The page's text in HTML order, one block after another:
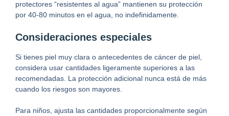
protectores “resistentes al agua” mantienen su protección
por 40-80 minutos en el agua, no indefinidamente.
Consideraciones especiales
Si tienes piel muy clara o antecedentes de cáncer de piel,
considera usar cantidades ligeramente superiores a las
recomendadas. La protección adicional nunca está de más
cuando los riesgos son mayores.
Para niños, ajusta las cantidades proporcionalmente según